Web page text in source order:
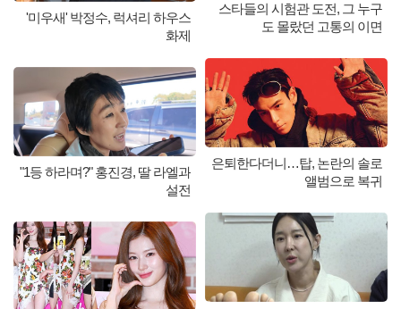
'미우새' 박정수, 럭셔리 하우스
화제
"1등 하라며?" 홍진경, 딸 라엘과
설전
스타들의 시험관 도전, 그 누구
도 몰랐던 고통의 이면
은퇴한다더니…탑, 논란의 솔로
앨범으로 복귀